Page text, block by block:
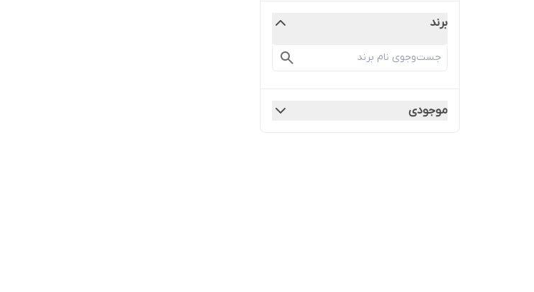
برند
موجودی